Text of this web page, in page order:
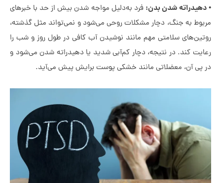
شدن بدن:فرد به‌دلیل مواجه شدن بیش از حد با خبرهای
به جنگ، دچار مشکلات روحی می‌شود و نمی‌تواند مثل گذشته،
سلامتی مهم مانند نوشیدن آب کافی در طول روز و شب را
کند. در نتیجه، دچار کم‌آبی شدید یا دهیدراته شدن می‌شود و
پی آن، معضلاتی مانند خشکی پوست برایش پیش می‌آید.